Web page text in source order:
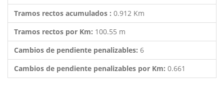
Tramos rectos acumulados : 0.912 Km
Tramos rectos por Km: 100.55 m
Cambios de pendiente penalizables: 6
Cambios de pendiente penalizables por Km: 0.661